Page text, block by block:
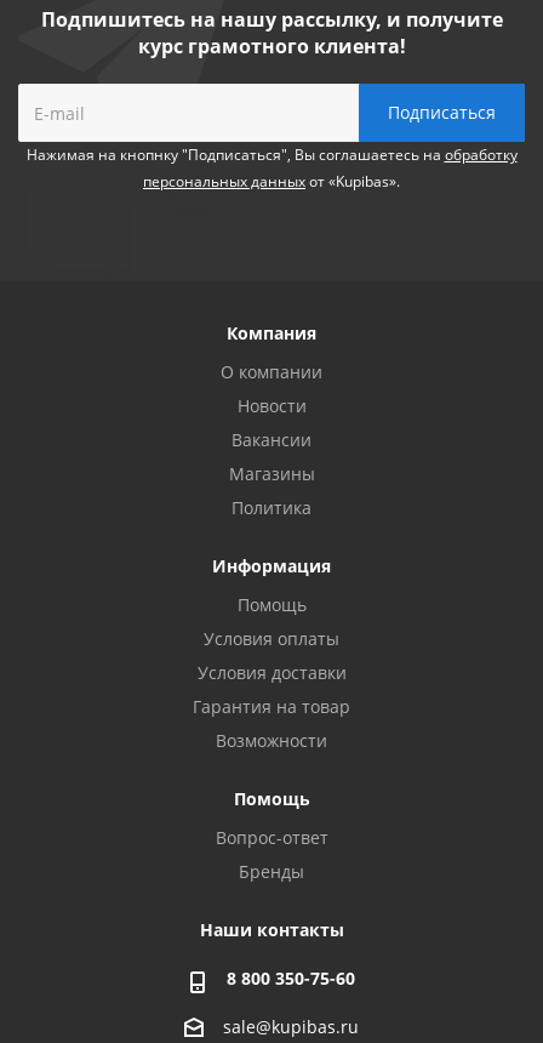
Подпишитесь на нашу рассылку, и получите
курс грамотного клиента!
Нажимая на кнопнку "Подписаться", Вы соглашаетесь на обработку
персональных данныхот «Kupibas».
Компания
О компании
Новости
Вакансии
Магазины
Политика
Информация
Помощь
Условия оплаты
Условия доставки
Гарантия на товар
Возможности
Помощь
Вопрос-ответ
Бренды
Наши контакты
8 800 350-75-60
sale@kupibas.ru